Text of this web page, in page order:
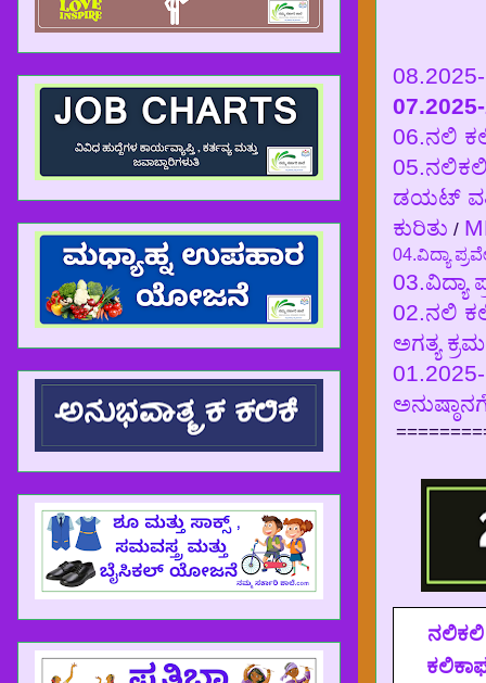
06.ನಲಿ
05.ನಲಿಕಲಿ
ಡಯಟ್
ಕುರಿತು /
04.ವಿದ್ಯಾ
03.ವಿದ್ಯಾ
02.ನಲಿ
ಅಗತ್ಯ
ನಲಿಕಲಿ